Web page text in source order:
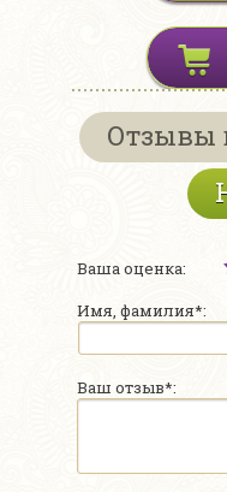
Отзывы
Ваша оценка:
Имя, фамилия*:
Ваш отзыв*: